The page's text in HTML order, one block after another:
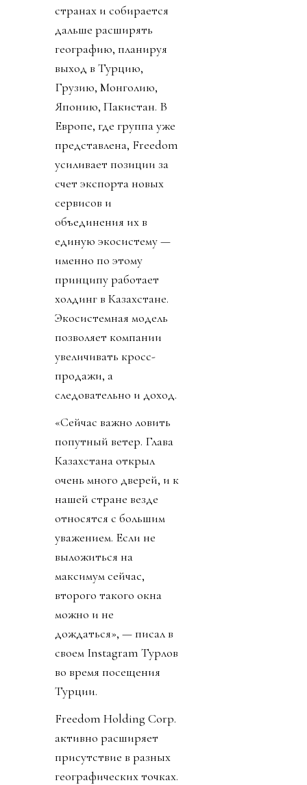
странах и собирается
дальше расширять
географию, планируя
выход в Турцию,
Грузию, Монголию,
Японию, Пакистан. В
Европе, где группа уже
представлена, Freedom
усиливает позиции за
счет экспорта новых
сервисов и
объединения их в
единую экосистему —
именно по этому
принципу работает
холдинг в Казахстане.
Экосистемная модель
позволяет компании
увеличивать кросс-
продажи, а
следовательно и доход.
«Сейчас важно ловить
попутный ветер. Глава
Казахстана открыл
очень много дверей, и к
нашей стране везде
относятся с большим
уважением. Если не
выложиться на
максимум сейчас,
второго такого окна
можно и не
дождаться», — писал в
своем Instagram Турлов
во время посещения
Турции.
Freedom Holding Corp.
активно расширяет
присутствие в разных
географических точках.